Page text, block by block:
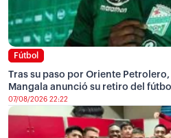
Fútbol
Tras su paso por Oriente
Mangala anunció su retiro del fútbol
07/08/2026 22:22